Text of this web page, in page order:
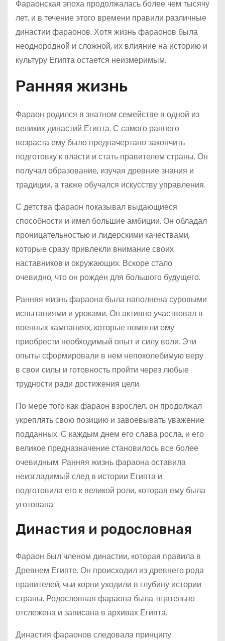
Фараонская эпоха продолжалась более чем тысячу
лет, и в течение этого времени правили различные
династии фараонов. Хотя жизнь фараонов была
неоднородной и сложной, их влияние на историю и
культуру Египта остается неизмеримым.
Ранняя жизнь
Фараон родился в знатном семействе в одной из
великих династий Египта. С самого раннего
возраста ему было предначертано закончить
подготовку к власти и стать правителем страны. Он
получал образование, изучая древние знания и
традиции, а также обучался искусству управления.
С детства фараон показывал выдающиеся
способности и имел большие амбиции. Он обладал
проницательностью и лидерскими качествами,
которые сразу привлекли внимание своих
наставников и окружающих. Вскоре стало
очевидно, что он рожден для большого будущего.
Ранняя жизнь фараона была наполнена суровыми
испытаниями и уроками. Он активно участвовал в
военных кампаниях, которые помогли ему
приобрести необходимый опыт и силу воли. Эти
опыты сформировали в нем непоколебимую веру
в свои силы и готовность пройти через любые
трудности ради достижения цели.
По мере того как фараон взрослел, он продолжал
укреплять свою позицию и завоевывать уважение
подданных. С каждым днем его слава росла, и его
великое предназначение становилось все более
очевидным. Ранняя жизнь фараона оставила
неизгладимый след в истории Египта и
подготовила его к великой роли, которая ему была
уготована.
Династия и родословная
Фараон был членом династии, которая правила в
Древнем Египте. Он происходил из древнего рода
правителей, чьи корни уходили в глубину истории
страны. Родословная фараона была тщательно
отслежена и записана в архивах Египта.
Династия фараонов следовала принципу